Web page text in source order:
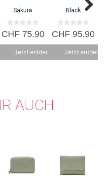
für ihre Produkte und
aus der Natur.
Sakura
0
v
CHF75.90
Jetzt entdecken
Black
0
v
CHF95.90
Jetzt
AUCH